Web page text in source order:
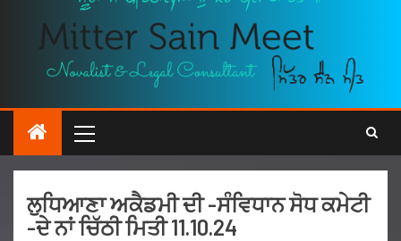
ਲੁਧਿਆਣਾ ਅਕੈਡਮੀ ਦੀ -ਸੰਵਿਧਾਨ ਸੋਧ ਕਮੇਟੀ
-ਦੇ ਨਾਂ ਚਿੱਠੀ ਮਿਤੀ 11.10.24